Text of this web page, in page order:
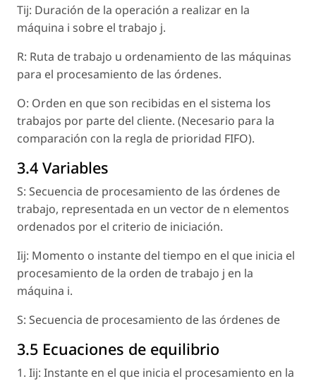
Tij: Duración de la operación a realizar en la
máquina i sobre el trabajo j.
R: Ruta de trabajo u ordenamiento de las máquinas
para el procesamiento de las órdenes.
O: Orden en que son recibidas en el sistema los
trabajos por parte del cliente. (Necesario para la
comparación con la regla de prioridad FIFO).
3.4 Variables
S: Secuencia de procesamiento de las órdenes de
trabajo, representada en un vector de n elementos
ordenados por el criterio de iniciación.
Iij: Momento o instante del tiempo en el que inicia el
procesamiento de la orden de trabajo j en la
máquina i.
S: Secuencia de procesamiento de las órdenes de
3.5 Ecuaciones de equilibrio
1. Iij: Instante en el que inicia el procesamiento en la